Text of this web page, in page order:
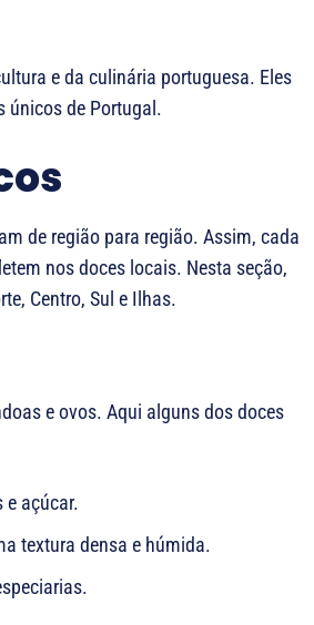
e da culinária portuguesa. Eles
únicos de Portugal.
de região para região. Assim, cada
nos doces locais. Nesta seção,
Centro, Sul e Ilhas.
e ovos. Aqui alguns dos doces
açúcar.
textura densa e húmida.